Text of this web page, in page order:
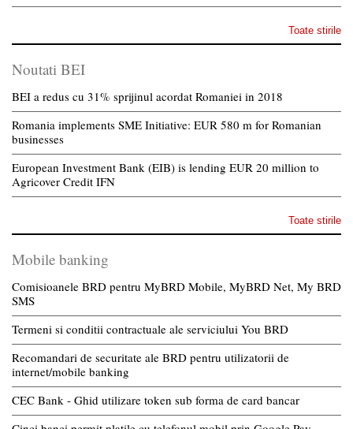
Toate stirile
Noutati BEI
BEI a redus cu 31% sprijinul acordat Romaniei in 2018
Romania implements SME Initiative: EUR 580 m for Romanian
businesses
European Investment Bank (EIB) is lending EUR 20 million to
Agricover Credit IFN
Toate stirile
Mobile banking
Comisioanele BRD pentru MyBRD Mobile, MyBRD Net, My BRD
SMS
Termeni si conditii contractuale ale serviciului You BRD
Recomandari de securitate ale BRD pentru utilizatorii de
internet/mobile banking
CEC Bank - Ghid utilizare token sub forma de card bancar